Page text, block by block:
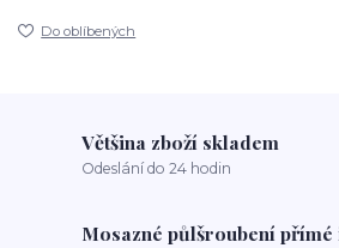
Do oblíbených
Většina zboží skladem
Odeslání do 24 hodin
Mosazné půlšroubení